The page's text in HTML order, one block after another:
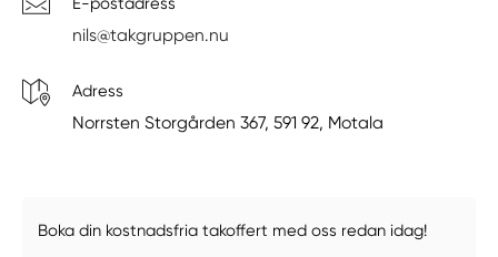
nils@takgruppen.nu
Adress
Norrsten Storgården 367, 591 92, Motala
Boka din kostnadsfria takoffert med oss redan idag!